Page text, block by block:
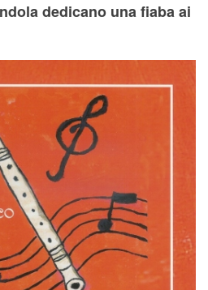
dedicano una fiaba ai